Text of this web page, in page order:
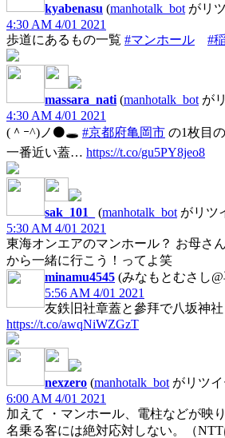
kyabenasu (manhotalk_bot がリ
4:30 AM 4/01 2021
歩道にあるもの一覧 #マンホール #
massara_nati (manhotalk_bot が
4:30 AM 4/01 2021
(＾ｰ^)ノ⚫️🕳 #京都府亀岡市 の1枚目の
一番近い蓋… https://t.co/gu5PY8jeo8
sak_101_ (manhotalk_bot がリツ
5:30 AM 4/01 2021
東海オンエアのマンホール？ お母さ
から一緒に行こう！ってよ笑
minamu4545 (みなもとむさし
5:56 AM 4/01 2021
友鉄旧社章蓋と參拜で八坂神
https://t.co/awqNiWZGzT
nexzero (manhotalk_bot がリツ
6:00 AM 4/01 2021
加えて ・マンホール、電柱などが映
名乗る客には絶対応対しない。（